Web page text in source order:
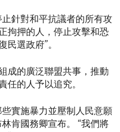
針對和平抗議者的所有攻
拘押的人，停止攻擊和恐
民選政府”。
成的廣泛聯盟共事，推動
任的人予以追究。
實施暴力並壓制人民意願
肯國務卿宣布。 “我們將